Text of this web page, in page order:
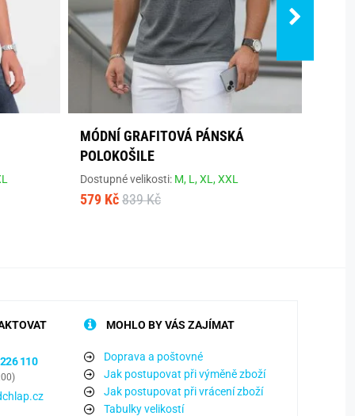
MÓDNÍ GRAFITOVÁ PÁNSKÁ
POLOKOŠILE
Dostupné velikosti: M, L,XL,XXL
579 Kč 839 Kč
110
MOHLO BY VÁS ZAJÍMAT
Doprava a poštovné
Jak postupovat při výměně zboží
Jak postupovat při vrácení zboží
Tabulky velikostí